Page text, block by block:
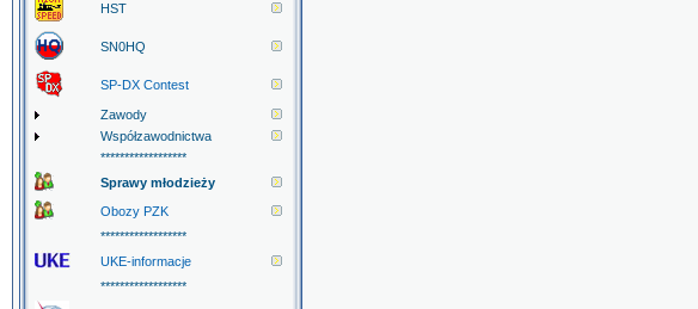
HST
SN0HQ
SP-DX Contest
Zawody
Współzawodnictwa
******************
Sprawy młodzieży
Obozy PZK
******************
UKE-informacje
******************